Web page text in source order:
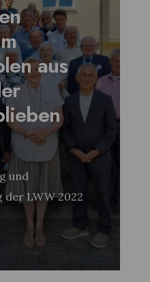
aus
und
der LWW 2022